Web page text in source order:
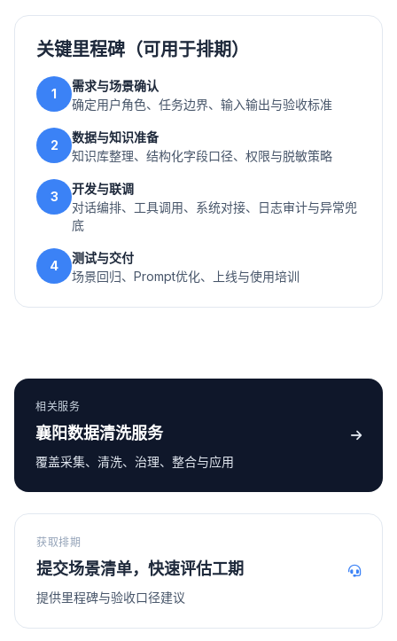
关键里程碑（可用于排期）
1
需求与场景确认
确定用户角色、任务边界、输入输出与验收标准
2
数据与知识准备
知识库整理、结构化字段口径、权限与脱敏策略
3
开发与联调
对话编排、工具调用、系统对接、日志审计与异常兜
底
4
测试与交付
场景回归、Prompt优化、上线与使用培训
相关服务
襄阳数据清洗服务
覆盖采集、清洗、治理、整合与应用
获取排期
提交场景清单，快速评估工期
提供里程碑与验收口径建议